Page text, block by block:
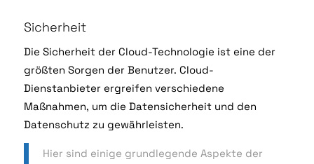
Sicherheit
Die Sicherheit der Cloud-Technologie ist eine der
größten Sorgen der Benutzer. Cloud-
Dienstanbieter ergreifen verschiedene
Maßnahmen, um die Datensicherheit und den
Datenschutz zu gewährleisten.
Hier sind einige grundlegende Aspekte der